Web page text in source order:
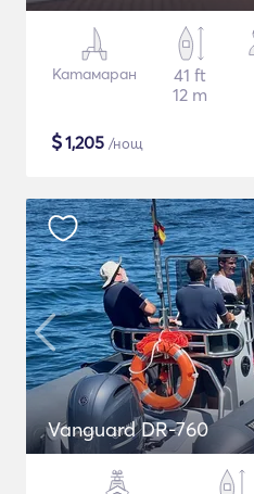
Катамаран
41 ft
12 m
$1,205 /нощ
Vanguard DR-760